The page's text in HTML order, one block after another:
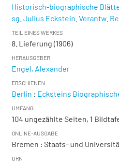
Historisch-biographische
sg. Julius Eckstein. Verantw.
TEIL EINES WERKES
8. Lieferung (1906)
HERAUSGEBER
Engel, Alexander
ERSCHIENEN
Berlin : Ecksteins
UMFANG
104 ungezählte Seiten, 1
ONLINE-AUSGABE
Bremen : Staats- und
URN